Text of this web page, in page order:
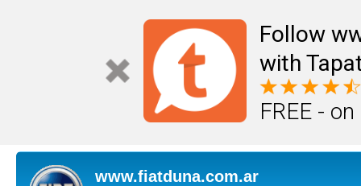
Follow
with
FREE -
www.fiatduna.com.ar